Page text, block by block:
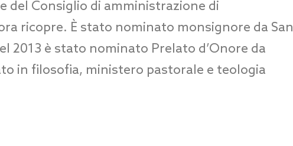
del Consiglio di amministrazione di
ricopre. È stato nominato monsignore da San
2013 è stato nominato Prelato d’Onore da
in filosofia, ministero pastorale e teologia